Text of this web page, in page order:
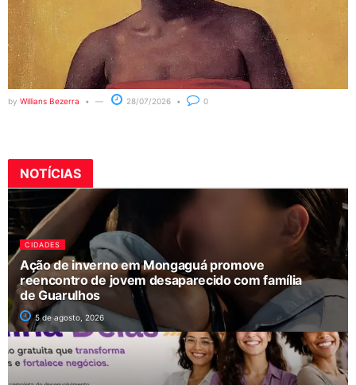
by Willians Bezerra 28/07/2026 0
NOTÍCIAS
CIDADES
Ação de inverno em Mongaguá promove
reencontro de jovem desaparecido com família
de Guarulhos
5 de agosto, 2026